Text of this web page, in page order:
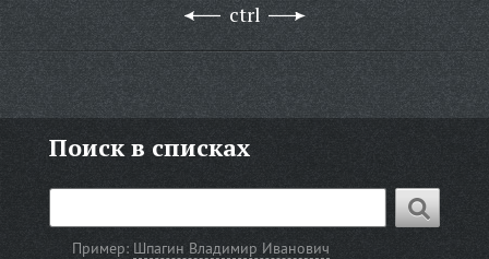
ctrl
Поиск в списках
Пример: Шпагин Владимир Иванович